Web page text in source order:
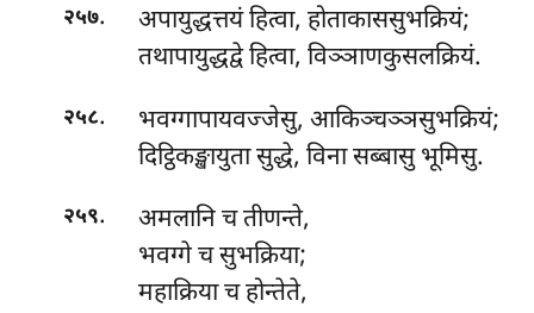
२५७.
अपायुद्धत्तयं हित्वा, होताकाससुभक्रियं;
तथापायुद्धद्वे हित्वा, विञ्ञाणकुसलक्रियं.
२५८.
भवग्गापायवज्जेसु, आकिञ्चञ्ञसुभक्रियं;
दिट्ठिकङ्खायुता सुद्धे, विना सब्बासु भूमिसु.
२५९.
अमलानि च तीणन्ते,
भवग्गे च सुभक्रिया;
महाक्रिया च होन्तेते,